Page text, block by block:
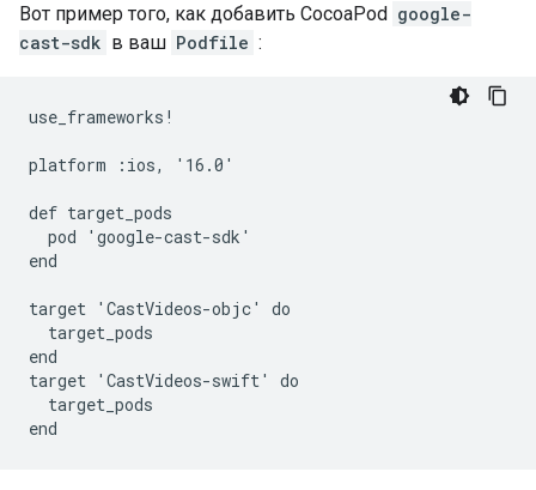
Вот пример того, как добавить CocoaPod google-
cast-sdk в ваш Podfile :
use_frameworks!
platform :ios, '16.0'
def target_pods
  pod 'google-cast-sdk'
end
target 'CastVideos-objc' do
  target_pods
end
target 'CastVideos-swift' do
  target_pods